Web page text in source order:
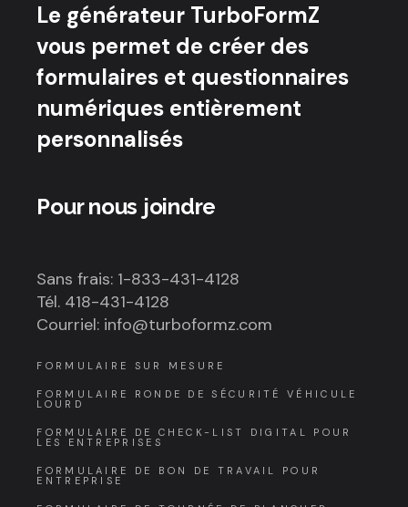
Le générateur TurboFormZ
vous permet de créer des
formulaires et questionnaires
numériques entièrement
personnalisés
Pour nous joindre
Sans frais: 1-833-431-4128
Tél. 418-431-4128
Courriel: info@turboformz.com
FORMULAIRE SUR MESURE
FORMULAIRE RONDE DE SÉCURITÉ VÉHICULE
LOURD
FORMULAIRE DE CHECK-LIST DIGITAL POUR
LES ENTREPRISES
FORMULAIRE DE BON DE TRAVAIL POUR
ENTREPRISE